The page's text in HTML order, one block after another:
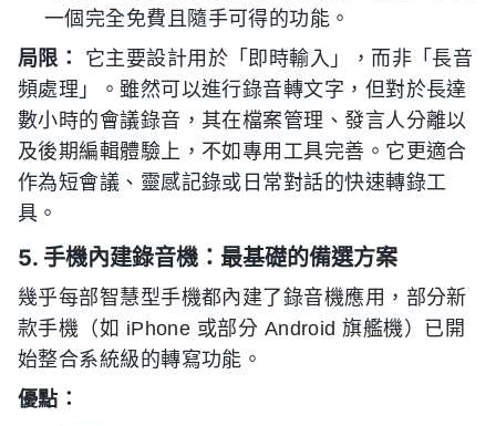
一個完全免費且隨手可得的功能。
局限：
它主要設計用於「即時輸入」，而非「長音
頻處理」。雖然可以進行錄音轉文字，但對於長達
數小時的會議錄音，其在檔案管理、發言人分離以
及後期編輯體驗上，不如專用工具完善。它更適合
作為短會議、靈感記錄或日常對話的快速轉錄工
具。
5. 手機內建錄音機：最基礎的備選方案
幾乎每部智慧型手機都內建了錄音機應用，部分新
款手機（如 iPhone 或部分 Android 旗艦機）已開
始整合系統級的轉寫功能。
優點：